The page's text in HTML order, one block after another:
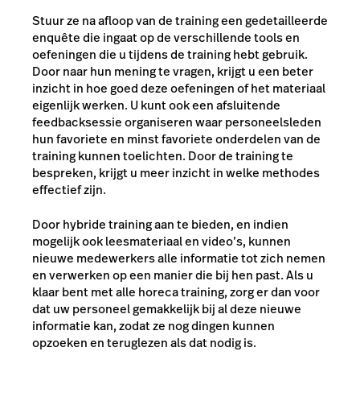
Stuur ze na afloop van de training een gedetailleerde
enquête die ingaat op de verschillende tools en
oefeningen die u tijdens de training hebt gebruik.
Door naar hun mening te vragen, krijgt u een beter
inzicht in hoe goed deze oefeningen of het materiaal
eigenlijk werken. U kunt ook een afsluitende
feedbacksessie organiseren waar personeelsleden
hun favoriete en minst favoriete onderdelen van de
training kunnen toelichten. Door de training te
bespreken, krijgt u meer inzicht in welke methodes
effectief zijn.
Door hybride training aan te bieden, en indien
mogelijk ook leesmateriaal en video’s, kunnen
nieuwe medewerkers alle informatie tot zich nemen
en verwerken op een manier die bij hen past. Als u
klaar bent met alle horeca training, zorg er dan voor
dat uw personeel gemakkelijk bij al deze nieuwe
informatie kan, zodat ze nog dingen kunnen
opzoeken en teruglezen als dat nodig is.